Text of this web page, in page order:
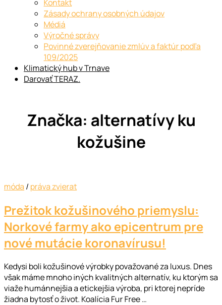
Kontakt
Zásady ochrany osobných údajov
Médiá
Výročné správy
Povinné zverejňovanie zmlúv a faktúr podľa
109/2025
Klimatický hub v Trnave
Darovať TERAZ.
Značka: alternatívy ku
kožušine
móda / práva zvierat
Prežitok kožušinového priemyslu:
Norkové farmy ako epicentrum pre
nové mutácie koronavírusu!
Kedysi boli kožušinové výrobky považované za luxus. Dnes
však máme mnoho iných kvalitných alternatív, ku ktorým sa
viaže humánnejšia a etickejšia výroba, pri ktorej nepríde
žiadna bytosť o život. Koalícia Fur Free …